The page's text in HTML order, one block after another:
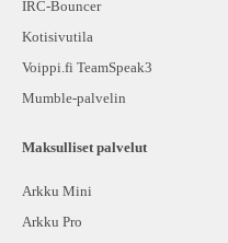
IRC-Bouncer
Kotisivutila
Voippi.fi TeamSpeak3
Mumble-palvelin
Maksulliset palvelut
Arkku Mini
Arkku Pro